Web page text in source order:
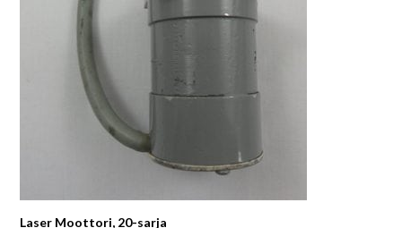
Laser Moottori, 20-sarja